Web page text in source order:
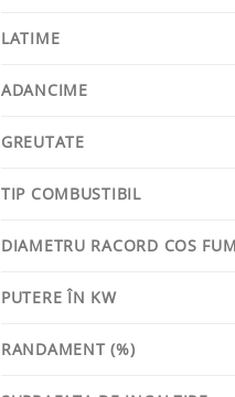
LATIME
ADANCIME
GREUTATE
TIP COMBUSTIBIL
DIAMETRU RACORD COS FUM
PUTERE ÎN KW
RANDAMENT (%)